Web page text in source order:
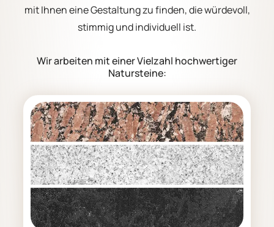
mit Ihnen eine Gestaltung zu finden, die würdevoll,
stimmig und individuell ist.
Wir arbeiten mit einer Vielzahl hochwertiger
Natursteine: